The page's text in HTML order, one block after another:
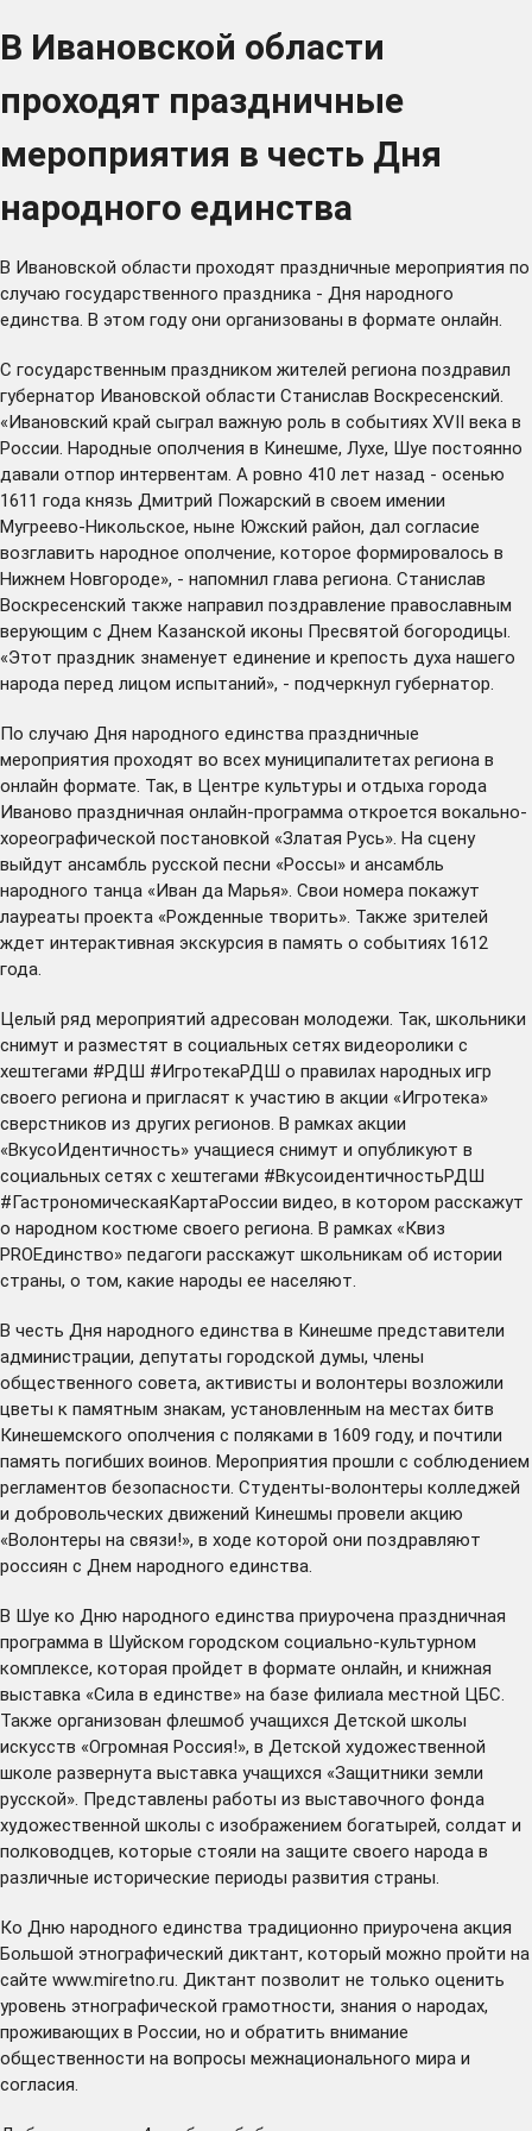
В Ивановской области
проходят праздничные
мероприятия в честь Дня
народного единства
В Ивановской области проходят праздничные мероприятия по
случаю государственного праздника - Дня народного
единства. В этом году они организованы в формате онлайн.
С государственным праздником жителей региона поздравил
губернатор Ивановской области Станислав Воскресенский.
«Ивановский край сыграл важную роль в событиях XVII века в
России. Народные ополчения в Кинешме, Лухе, Шуе постоянно
давали отпор интервентам. А ровно 410 лет назад - осенью
1611 года князь Дмитрий Пожарский в своем имении
Мугреево-Никольское, ныне Южский район, дал согласие
возглавить народное ополчение, которое формировалось в
Нижнем Новгороде», - напомнил глава региона. Станислав
Воскресенский также направил поздравление православным
верующим с Днем Казанской иконы Пресвятой богородицы.
«Этот праздник знаменует единение и крепость духа нашего
народа перед лицом испытаний», - подчеркнул губернатор.
По случаю Дня народного единства праздничные
мероприятия проходят во всех муниципалитетах региона в
онлайн формате. Так, в Центре культуры и отдыха города
Иваново праздничная онлайн-программа откроется вокально-
хореографической постановкой «Златая Русь». На сцену
выйдут ансамбль русской песни «Россы» и ансамбль
народного танца «Иван да Марья». Свои номера покажут
лауреаты проекта «Рожденные творить». Также зрителей
ждет интерактивная экскурсия в память о событиях 1612
года.
Целый ряд мероприятий адресован молодежи. Так, школьники
снимут и разместят в социальных сетях видеоролики с
хештегами #РДШ #ИгротекаРДШ о правилах народных игр
своего региона и пригласят к участию в акции «Игротека»
сверстников из других регионов. В рамках акции
«ВкусоИдентичность» учащиеся снимут и опубликуют в
социальных сетях с хештегами #ВкусоидентичностьРДШ
#ГастрономическаяКартаРоссии видео, в котором расскажут
о народном костюме своего региона. В рамках «Квиз
PROЕдинство» педагоги расскажут школьникам об истории
страны, о том, какие народы ее населяют.
В честь Дня народного единства в Кинешме представители
администрации, депутаты городской думы, члены
общественного совета, активисты и волонтеры возложили
цветы к памятным знакам, установленным на местах битв
Кинешемского ополчения с поляками в 1609 году, и почтили
память погибших воинов. Мероприятия прошли с соблюдением
регламентов безопасности. Студенты-волонтеры колледжей
и добровольческих движений Кинешмы провели акцию
«Волонтеры на связи!», в ходе которой они поздравляют
россиян с Днем народного единства.
В Шуе ко Дню народного единства приурочена праздничная
программа в Шуйском городском социально-культурном
комплексе, которая пройдет в формате онлайн, и книжная
выставка «Сила в единстве» на базе филиала местной ЦБС.
Также организован флешмоб учащихся Детской школы
искусств «Огромная Россия!», в Детской художественной
школе развернута выставка учащихся «Защитники земли
русской». Представлены работы из выставочного фонда
художественной школы с изображением богатырей, солдат и
полководцев, которые стояли на защите своего народа в
различные исторические периоды развития страны.
Ко Дню народного единства традиционно приурочена акция
Большой этнографический диктант, который можно пройти на
сайте www.miretno.ru . Диктант позволит не только оценить
уровень этнографической грамотности, знания о народах,
проживающих в России, но и обратить внимание
общественности на вопросы межнационального мира и
согласия.